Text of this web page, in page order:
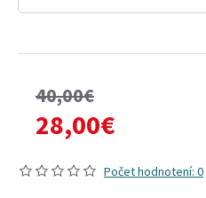
Počet hodnotení: 0
40,00€
28,00€